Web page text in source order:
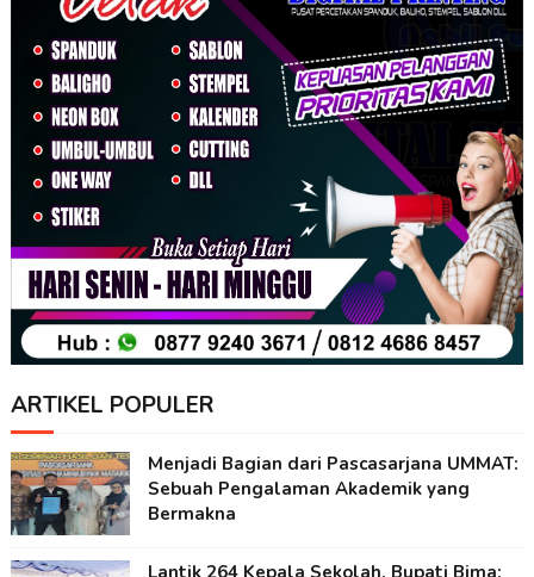
ARTIKEL POPULER
Menjadi Bagian dari Pascasarjana UMMAT:
Sebuah Pengalaman Akademik yang
Bermakna